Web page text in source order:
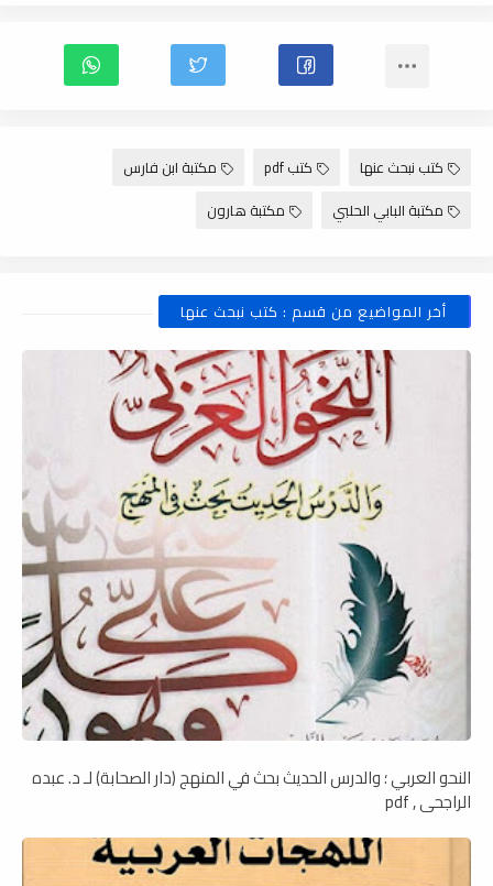
كتب نبحث عنها كتب pdf
مكتبة ابن فارس
مكتبة البابي الحلبي
مكتبة هارون
أخر المواضيع من قسم : كتب نبحث عنها
النحو العربي ؛ والدرس الحديث بحث في المنهج (دار الصحابة) لـ د. عبده
الراجحي , pdf